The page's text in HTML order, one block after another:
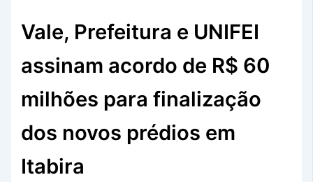
Vale, Prefeitura e UNIFEI
assinam acordo de R$ 60
milhões para finalização
dos novos prédios em
Itabira